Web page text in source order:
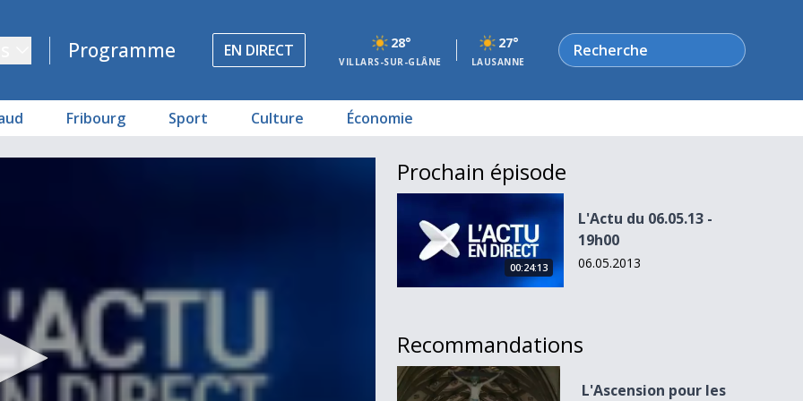
Programme EN DIRECT 28°
VILLARS-SUR-GLÂNE
27°
LAUSANNE
Rechercher
Fribourg Sport Culture Économie
Prochain épisode
L&#039;Actu du 06.05.13 - 19h00
00:24:13
L'Actu du 06.05.13 -
19h00
06.05.2013
Recommandations
L&#039;Ascension pour les Nuls
L'Ascension pour les